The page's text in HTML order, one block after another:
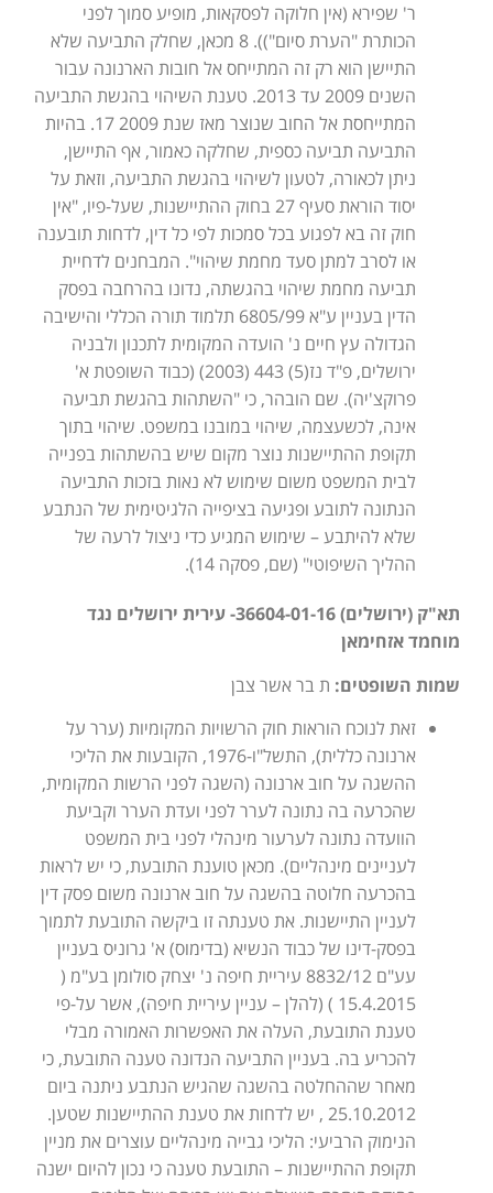
ר' שפירא (אין חלוקה לפסקאות, מופיע סמוך לפני
הכותרת "הערת סיום")). 8 מכאן, שחלק התביעה שלא
התיישן הוא רק זה המתייחס אל חובות הארנונה עבור
השנים 2009 עד 2013. טענת השיהוי בהגשת התביעה
המתייחסת אל החוב שנוצר מאז שנת 2009 17. בהיות
התביעה תביעה כספית, שחלקה כאמור, אף התיישן,
ניתן לכאורה, לטעון לשיהוי בהגשת התביעה, וזאת על
יסוד הוראת סעיף 27 בחוק ההתיישנות, שעל-פיו, "אין
חוק זה בא לפגוע בכל סמכות לפי כל דין, לדחות תובענה
או לסרב למתן סעד מחמת שיהוי". המבחנים לדחיית
תביעה מחמת שיהוי בהגשתה, נדונו בהרחבה בפסק
הדין בעניין ע"א 6805/99 תלמוד תורה הכללי והישיבה
הגדולה עץ חיים נ' הועדה המקומית לתכנון ולבניה
ירושלים, פ"ד נז(5) 443 (2003) (כבוד השופטת א'
פרוקצ'יה). שם הובהר, כי "השתהות בהגשת תביעה
אינה, לכשעצמה, שיהוי במובנו במשפט. שיהוי בתוך
תקופת ההתיישנות נוצר מקום שיש בהשתהות בפנייה
לבית המשפט משום שימוש לא נאות בזכות התביעה
הנתונה לתובע ופגיעה בציפייה הלגיטימית של הנתבע
שלא להיתבע – שימוש המגיע כדי ניצול לרעה של
ההליך השיפוטי" (שם, פסקה 14).
תא"ק (ירושלים) 36604-01-16- עירית ירושלים נגד
מוחמד אזחימאן
שמות השופטים: ת בר אשר צבן
זאת לנוכח הוראות חוק הרשויות המקומיות (ערר על
ארנונה כללית), התשל"ו-1976, הקובעות את הליכי
ההשגה על חוב ארנונה (השגה לפני הרשות המקומית,
שהכרעה בה נתונה לערר לפני ועדת הערר וקביעת
הוועדה נתונה לערעור מינהלי לפני בית המשפט
לעניינים מינהליים). מכאן טוענת התובעת, כי יש לראות
בהכרעה חלוטה בהשגה על חוב ארנונה משום פסק דין
לעניין התיישנות. את טענתה זו ביקשה התובעת לתמוך
בפסק-דינו של כבוד הנשיא (בדימוס) א' גרוניס בעניין
עע"ם 8832/12 עיריית חיפה נ' יצחק סולומן בע"מ (
15.4.2015 ) (להלן – עניין עיריית חיפה), אשר על-פי
טענת התובעת, העלה את האפשרות האמורה מבלי
להכריע בה. בעניין התביעה הנדונה טענה התובעת, כי
מאחר שההחלטה בהשגה שהגיש הנתבע ניתנה ביום
25.10.2012 , יש לדחות את טענת ההתיישנות שטען.
הנימוק הרביעי: הליכי גבייה מינהליים עוצרים את מניין
תקופת ההתיישנות – התובעת טענה כי נכון להיום ישנה